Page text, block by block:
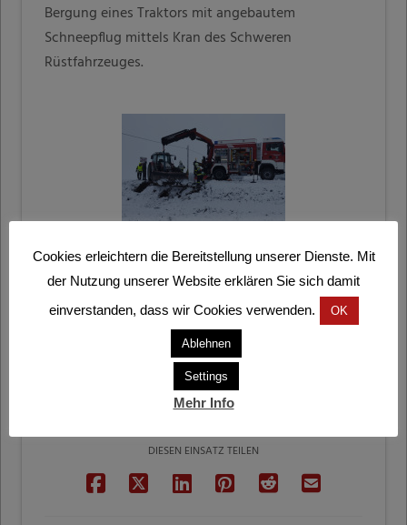
Bergung eines Traktors mit angebautem
Schneepflug mittels Kran des Schweren
Rüstfahrzeuges.
DIESEN EINSATZ TEILEN
Cookies erleichtern die Bereitstellung unserer Dienste. Mit
der Nutzung unserer Website erklären Sie sich damit
einverstanden, dass wir Cookies verwenden.
OK
Ablehnen
Settings
Mehr Info